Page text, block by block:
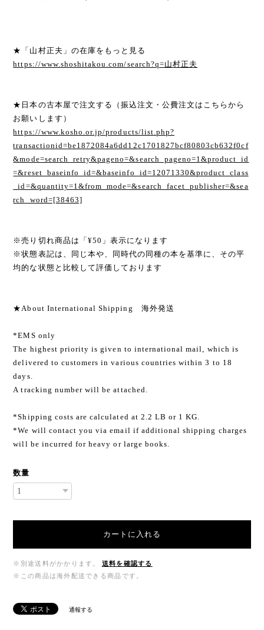
★「山村正夫」の在庫をもっと見る
https://www.shoshitakou.com/search?q=山村正夫
★日本の古本屋で注文する（振込注文・公費注文はこちらから
お願いします）
https://www.kosho.or.jp/products/list.php?
transactionid=be1872084a6dd12c1701827bcf80803cb632f0cf
&mode=search_retry&pageno=&search_pageno=1&product_id
=&reset_baseinfo_id=&baseinfo_id=12071330&product_class
_id=&quantity=1&from_mode=&search_facet_publisher=&sea
rch_word=[38463]
※売り切れ商品は「¥50」表示になります
※状態表記は、同じ本や、同時代の同種の本を基準に、その平
均的な状態と比較して評価しております
★About International Shipping 海外発送
*EMS only
The highest priority is given to international mail, which is
delivered to customers in various countries within 3 to 18
days.
A tracking number will be attached.
*Shipping costs are calculated at 2.2 LB or 1 KG.
*We will contact you via email if additional shipping charges
will be incurred for heavy or large books.
数量
カートに入れる
※別途送料がかかります。
送料を確認する
※この商品は海外配送できる商品です。
通報する